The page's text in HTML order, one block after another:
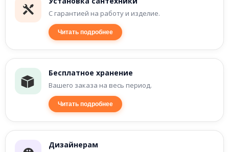
С гарантией на работу и изделие.
Читать подробнее
Бесплатное хранение
Вашего заказа на весь период.
Читать подробнее
Дизайнерам